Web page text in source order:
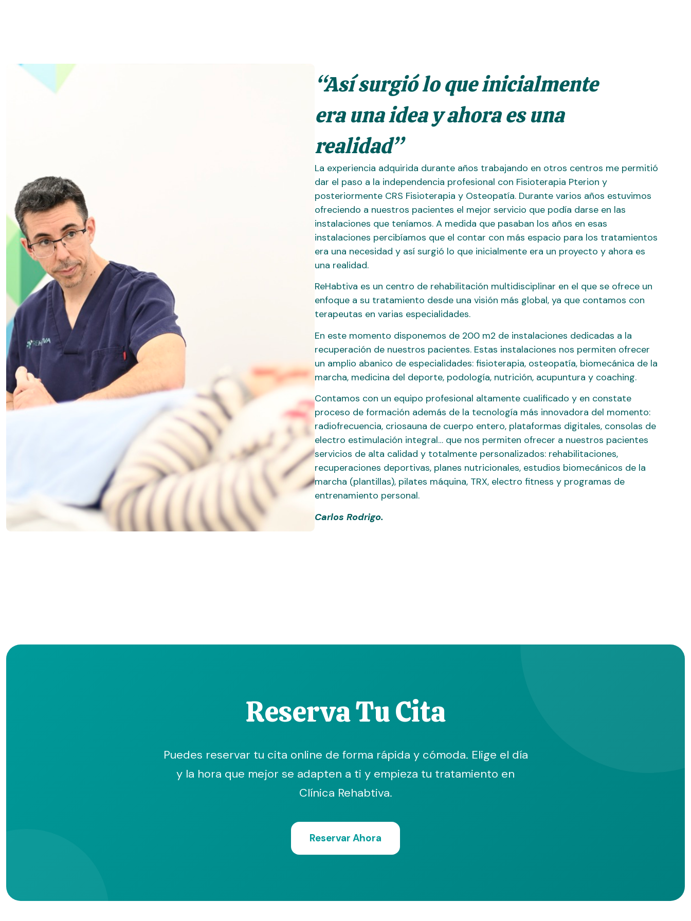
“Así surgió lo que inicialmente
era una idea y ahora es una
realidad”
La experiencia adquirida durante años trabajando en otros centros me permitió
dar el paso a la independencia profesional con Fisioterapia Pterion y
posteriormente CRS Fisioterapia y Osteopatía. Durante varios años estuvimos
ofreciendo a nuestros pacientes el mejor servicio que podía darse en las
instalaciones que teníamos. A medida que pasaban los años en esas
instalaciones percibíamos que el contar con más espacio para los tratamientos
era una necesidad y así surgió lo que inicialmente era un proyecto y ahora es
una realidad.
ReHabtiva es un centro de rehabilitación multidisciplinar en el que se ofrece un
enfoque a su tratamiento desde una visión más global, ya que contamos con
terapeutas en varias especialidades.
En este momento disponemos de 200 m2 de instalaciones dedicadas a la
recuperación de nuestros pacientes. Estas instalaciones nos permiten ofrecer
un amplio abanico de especialidades: fisioterapia, osteopatía, biomecánica de la
marcha, medicina del deporte, podología, nutrición, acupuntura y coaching.
Contamos con un equipo profesional altamente cualificado y en constate
proceso de formación además de la tecnología más innovadora del momento:
radiofrecuencia, criosauna de cuerpo entero, plataformas digitales, consolas de
electro estimulación integral… que nos permiten ofrecer a nuestros pacientes
servicios de alta calidad y totalmente personalizados: rehabilitaciones,
recuperaciones deportivas, planes nutricionales, estudios biomecánicos de la
marcha (plantillas), pilates máquina, TRX, electro fitness y programas de
entrenamiento personal.
Carlos Rodrigo.
Reserva Tu Cita
Puedes reservar tu cita online de forma rápida y cómoda. Elige el día
y la hora que mejor se adapten a ti y empieza tu tratamiento en
Clínica Rehabtiva.
Reservar Ahora